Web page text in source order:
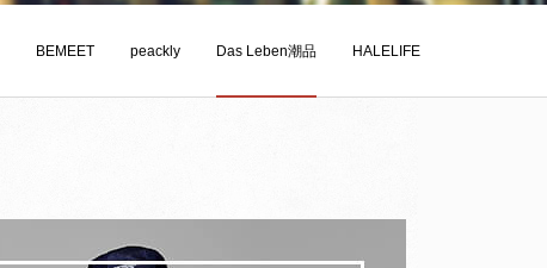
BEMEET peackly Das Leben潮品 HALELIFE